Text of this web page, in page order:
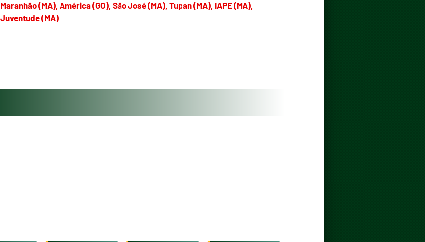
Maranhão (MA), América (GO), São José (MA), Tupan (MA), IAPE (MA),
Juventude (MA)